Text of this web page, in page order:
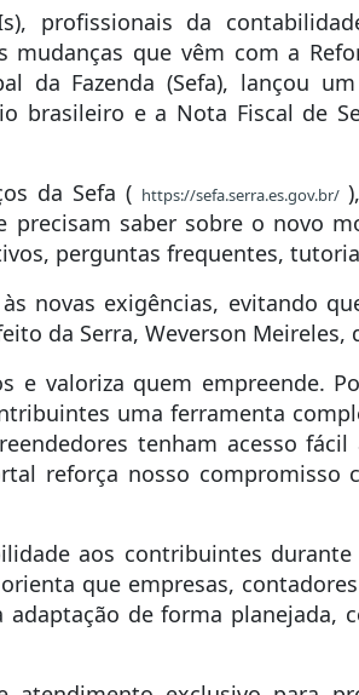
profissionais da
que vêm com a
da Fazenda (Sefa), lançou
e a Nota Fiscal de
da Sefa ( https://sefa.serra.es.gov.br/
saber sobre o novo
perguntas frequentes,
novas exigências, evitando
da Serra, Weverson
e valoriza quem empreende.
uma ferramenta
tenham acesso
reforça nosso compromisso
aos contribuintes
que empresas,
de forma planejada,